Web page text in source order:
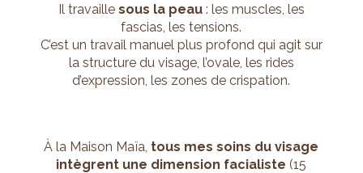
Il travaille sous la peau: les muscles, les
fascias, les tensions.
C’est un travail manuel plus profond qui agit sur
la structure du visage, l’ovale, les rides
d’expression, les zones de crispation.
À la Maison Maïa, tous mes soins du visage
intègrent une dimension facialiste (15